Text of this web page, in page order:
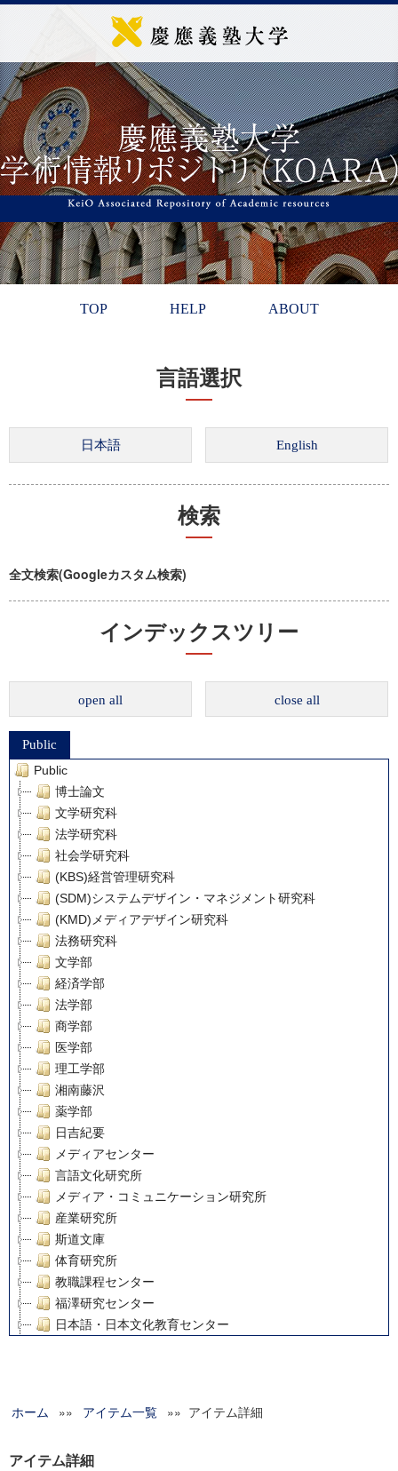
TOP HELP ABOUT
言語選択
検索
全文検索(Googleカスタム検索)
インデックスツリー
open all close all
Public
Public
博士論文
文学研究科
法学研究科
社会学研究科
(KBS)経営管理研究科
(SDM)システムデザイン・マネジメント研究科
(KMD)メディアデザイン研究科
法務研究科
文学部
経済学部
法学部
商学部
医学部
理工学部
湘南藤沢
薬学部
日吉紀要
メディアセンター
言語文化研究所
メディア・コミュニケーション研究所
産業研究所
斯道文庫
体育研究所
教職課程センター
福澤研究センター
日本語・日本文化教育センター
グローバルリサーチインスティテュート
科学研究費補助金研究成果報告書
ホーム »» アイテム一覧 »» アイテム詳細
アイテム詳細